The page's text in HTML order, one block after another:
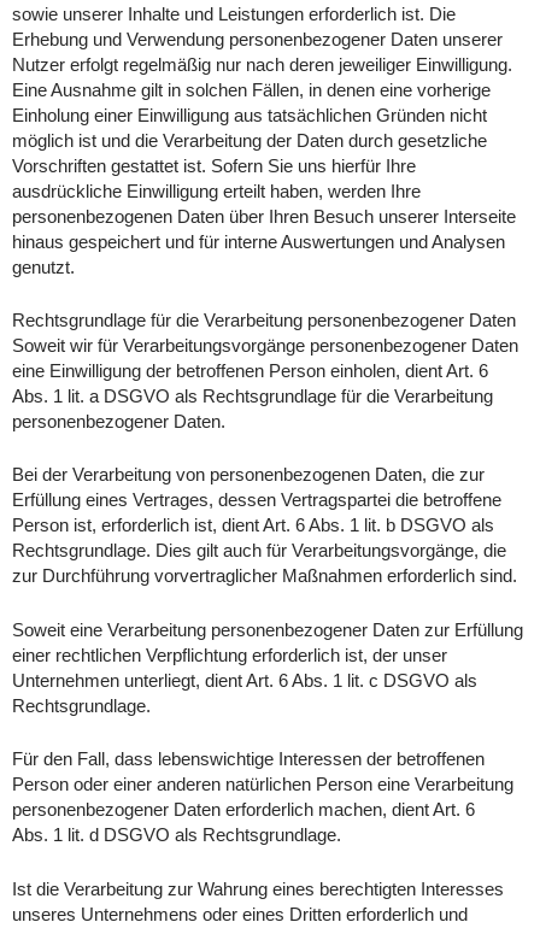
sowie unserer Inhalte und Leistungen erforderlich ist. Die
Erhebung und Verwendung personenbezogener Daten unserer
Nutzer erfolgt regelmäßig nur nach deren jeweiliger Einwilligung.
Eine Ausnahme gilt in solchen Fällen, in denen eine vorherige
Einholung einer Einwilligung aus tatsächlichen Gründen nicht
möglich ist und die Verarbeitung der Daten durch gesetzliche
Vorschriften gestattet ist. Sofern Sie uns hierfür Ihre
ausdrückliche Einwilligung erteilt haben, werden Ihre
personenbezogenen Daten über Ihren Besuch unserer Interseite
hinaus gespeichert und für interne Auswertungen und Analysen
genutzt.
Rechtsgrundlage für die Verarbeitung personenbezogener Daten
Soweit wir für Verarbeitungsvorgänge personenbezogener Daten
eine Einwilligung der betroffenen Person einholen, dient Art. 6
Abs. 1 lit. a DSGVO als Rechtsgrundlage für die Verarbeitung
personenbezogener Daten.
Bei der Verarbeitung von personenbezogenen Daten, die zur
Erfüllung eines Vertrages, dessen Vertragspartei die betroffene
Person ist, erforderlich ist, dient Art. 6 Abs. 1 lit. b DSGVO als
Rechtsgrundlage. Dies gilt auch für Verarbeitungsvorgänge, die
zur Durchführung vorvertraglicher Maßnahmen erforderlich sind.
Soweit eine Verarbeitung personenbezogener Daten zur Erfüllung
einer rechtlichen Verpflichtung erforderlich ist, der unser
Unternehmen unterliegt, dient Art. 6 Abs. 1 lit. c DSGVO als
Rechtsgrundlage.
Für den Fall, dass lebenswichtige Interessen der betroffenen
Person oder einer anderen natürlichen Person eine Verarbeitung
personenbezogener Daten erforderlich machen, dient Art. 6
Abs. 1 lit. d DSGVO als Rechtsgrundlage.
Ist die Verarbeitung zur Wahrung eines berechtigten Interesses
unseres Unternehmens oder eines Dritten erforderlich und